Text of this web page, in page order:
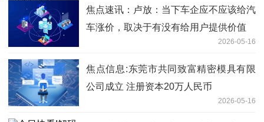
焦点速讯：卢放：当下车企应不应该给汽
车涨价，取决于有没有给用户提供价值
2026-05-16
焦点信息:东莞市共同致富精密模具有限
公司成立 注册资本20万人民币
2026-05-16